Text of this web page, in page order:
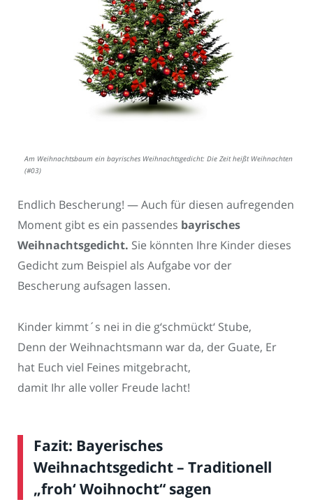
Am Weihnachtsbaum ein bayrisches Weihnachtsgedicht: Die Zeit heißt Weihnachten
(#03)
Endlich Bescherung! — Auch für diesen aufregenden
Moment gibt es ein passendes bayrisches
Weihnachtsgedicht. Sie könnten Ihre Kinder dieses
Gedicht zum Beispiel als Aufgabe vor der
Bescherung aufsagen lassen.
Kinder kimmt´s nei in die g‘schmückt‘ Stube,
Denn der Weihnachtsmann war da, der Guate, Er
hat Euch viel Feines mitgebracht,
damit Ihr alle voller Freude lacht!
Fazit: Bayerisches
Weihnachtsgedicht – Traditionell
„froh‘ Woihnocht“ sagen